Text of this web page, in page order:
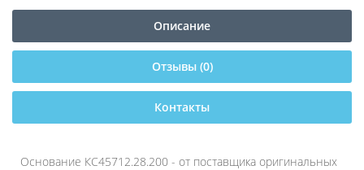
Описание
Отзывы (0)
Контакты
Основание КС45712.28.200 - от поставщика оригинальных